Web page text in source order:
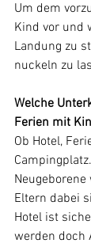
Um dem
Kind vor und
Landung zu
nuckeln zu
Welche
Ferien mit
Ob Hotel,
Eltern dabei
Hotel ist
werden doch